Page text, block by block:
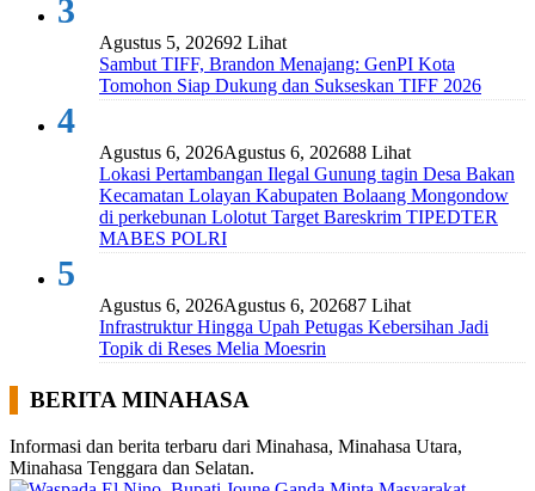
3
Agustus 5, 202692 Lihat
Sambut TIFF, Brandon Menajang: ​GenPI Kota
Tomohon Siap Dukung dan Sukseskan TIFF 2026
4
Agustus 6, 2026Agustus 6, 202688 Lihat
Lokasi Pertambangan Ilegal Gunung tagin Desa Bakan
Kecamatan Lolayan Kabupaten Bolaang Mongondow
di perkebunan Lolotut Target Bareskrim TIPEDTER
MABES POLRI
5
Agustus 6, 2026Agustus 6, 202687 Lihat
Infrastruktur Hingga Upah Petugas Kebersihan Jadi
Topik di Reses Melia Moesrin
BERITA MINAHASA
Informasi dan berita terbaru dari Minahasa, Minahasa Utara,
Minahasa Tenggara dan Selatan.